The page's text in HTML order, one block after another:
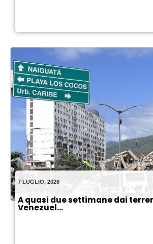
7 LUGLIO, 2026
A quasi due settimane dai
Venezuel...